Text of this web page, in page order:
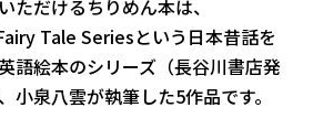
ただけるちりめん本は、
Tale Seriesという日本昔話を
語絵本のシリーズ（長谷川書店発
小泉八雲が執筆した5作品です。